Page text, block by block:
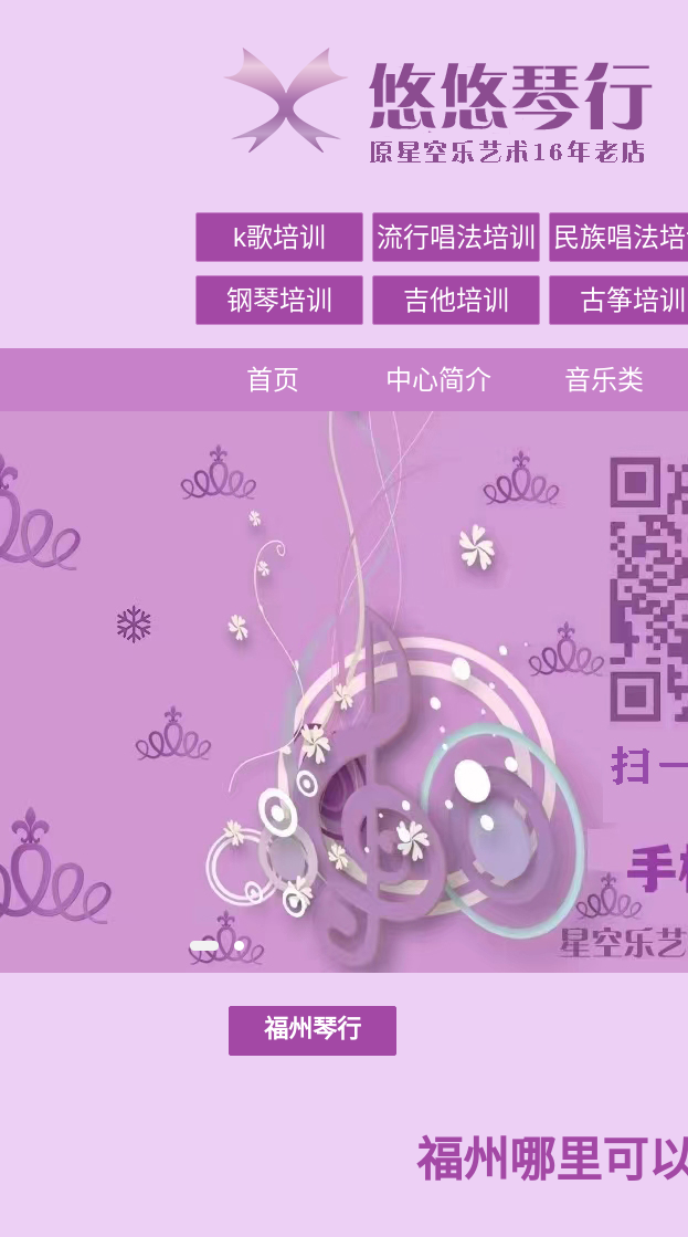
k歌培训 流行唱法培训 民族唱法培
钢琴培训 吉他培训 古筝培训
首页 中心简介 音乐类
福州琴行
福州哪里可